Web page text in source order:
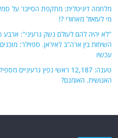
מלחמה דיגיטלית: מתקפת הסייבר על
מי לעזאזל מאחורי ?!
"לא יהיה להם לעולם נשק גרעיני": ארבע
עכשיו
טענה: 12,187 ראשי נפץ
האנושית. האומנם?